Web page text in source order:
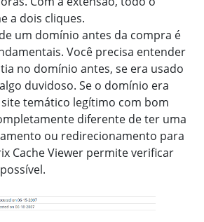
a dois cliques.
um domínio antes da compra é
Você precisa entender
no domínio antes, se era usado
duvidoso. Se o domínio era
temático legítimo com bom
diferente de ter uma
ou redirecionamento para
Cache Viewer permite verificar